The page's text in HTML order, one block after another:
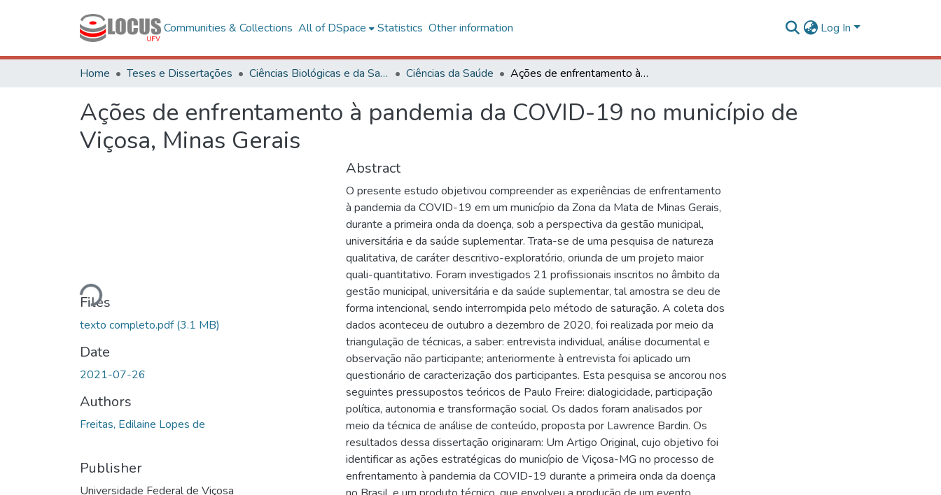
Communities & Collections All of DSpace Statistics Other information Log In
Home Teses e Dissertações Ciências Biológicas e da Saúde Ciências da Saúde Ações de enfrentamento à pandemia da COVID-19 no município de Viçosa, Minas Gerais
Ações de enfrentamento à pandemia da COVID-19 no município de
Viçosa, Minas Gerais
Loading...
Files
texto completo.pdf(3.1 MB)
Date
2021-07-26
Authors
Freitas, Edilaine Lopes de
Publisher
Universidade Federal de Viçosa
Abstract
O presente estudo objetivou compreender as experiências de enfrentamento
à pandemia da COVID-19 em um município da Zona da Mata de Minas Gerais,
durante a primeira onda da doença, sob a perspectiva da gestão municipal,
universitária e da saúde suplementar. Trata-se de uma pesquisa de natureza
qualitativa, de caráter descritivo-exploratório, oriunda de um projeto maior
quali-quantitativo. Foram investigados 21 profissionais inscritos no âmbito da
gestão municipal, universitária e da saúde suplementar, tal amostra se deu de
forma intencional, sendo interrompida pelo método de saturação. A coleta dos
dados aconteceu de outubro a dezembro de 2020, foi realizada por meio da
triangulação de técnicas, a saber: entrevista individual, análise documental e
observação não participante; anteriormente à entrevista foi aplicado um
questionário de caracterização dos participantes. Esta pesquisa se ancorou nos
seguintes pressupostos teóricos de Paulo Freire: dialogicidade, participação
política, autonomia e transformação social. Os dados foram analisados por
meio da técnica de análise de conteúdo, proposta por Lawrence Bardin. Os
resultados dessa dissertação originaram: Um Artigo Original, cujo objetivo foi
identificar as ações estratégicas do município de Viçosa-MG no processo de
enfrentamento à pandemia da COVID-19 durante a primeira onda da doença